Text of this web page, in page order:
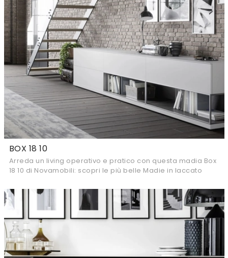
BOX 18 10
Arreda un living operativo e pratico con questa madia Box
18 10 di Novamobili: scopri le più belle Madie in laccato